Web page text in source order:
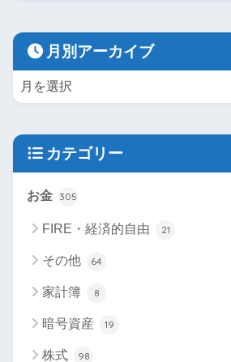
月別アーカイブ
カテゴリー
お金 305
FIRE・経済的自由 21
その他 64
家計簿 8
暗号資産 19
株式 98